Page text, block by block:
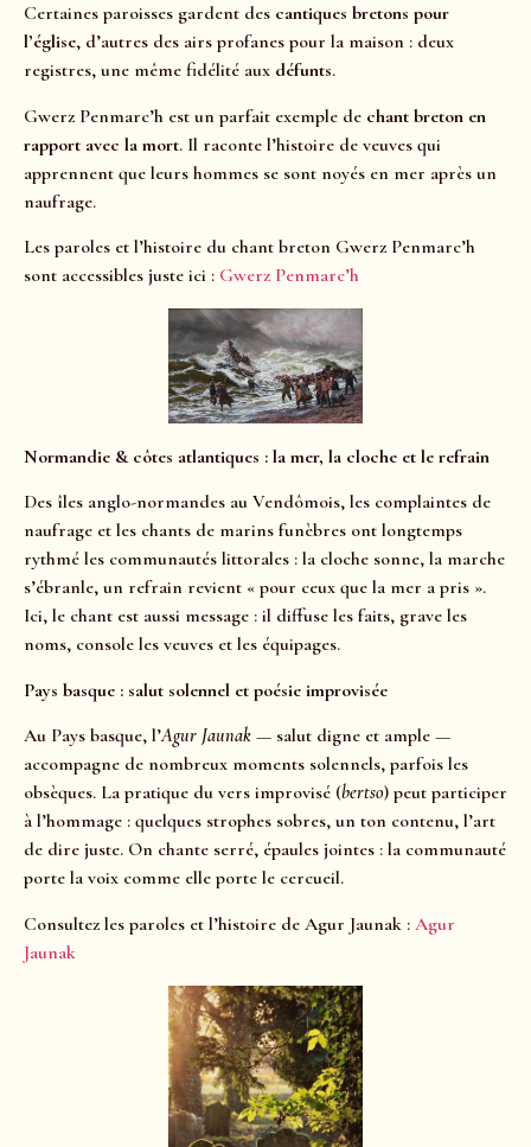
Certaines paroisses gardent des cantiques bretons pour
l’église, d’autres des airs profanes pour la maison : deux
registres, une même fidélité aux défunts.
Gwerz Penmarc’h est un parfait exemple de chant breton en
rapport avec la mort. Il raconte l’histoire de veuves qui
apprennent que leurs hommes se sont noyés en mer après un
naufrage.
Les paroles et l’histoire du chant breton Gwerz Penmarc’h
sont accessibles juste ici : Gwerz Penmarc’h
Normandie & côtes atlantiques : la mer, la cloche et le refrain
Des îles anglo-normandes au Vendômois, les complaintes de
naufrage et les chants de marins funèbres ont longtemps
rythmé les communautés littorales : la cloche sonne, la marche
s’ébranle, un refrain revient « pour ceux que la mer a pris ».
Ici, le chant est aussi message : il diffuse les faits, grave les
noms, console les veuves et les équipages.
Pays basque : salut solennel et poésie improvisée
Au Pays basque, l’Agur Jaunak — salut digne et ample —
accompagne de nombreux moments solennels, parfois les
obsèques. La pratique du vers improvisé (bertso) peut participer
à l’hommage : quelques strophes sobres, un ton contenu, l’art
de dire juste. On chante serré, épaules jointes : la communauté
porte la voix comme elle porte le cercueil.
Consultez les paroles et l’histoire de Agur Jaunak : Agur
Jaunak